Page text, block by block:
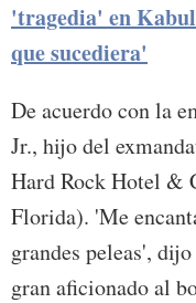
'tragedia' en
que sucediera'
De acuerdo con la
Jr., hijo del
Hard Rock Hotel &
Florida). 'Me
grandes peleas',
gran aficionado al